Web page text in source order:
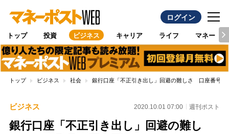
ログイン
トップ 投資 ビジネス キャリア ライフ マネー
トップ ビジネス 社会 銀行口座「不正引き出し」回避の難しさ 口座番号売
ビジネス 2020.10.01 07:00 週刊ポスト
銀行口座「不正引き出し」回避の難し